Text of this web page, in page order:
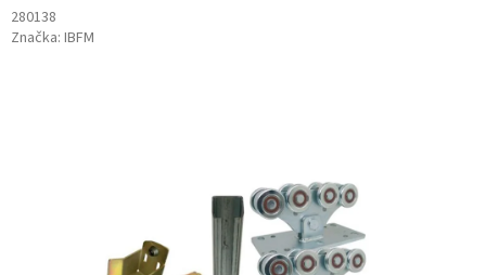
280138
Značka: IBFM